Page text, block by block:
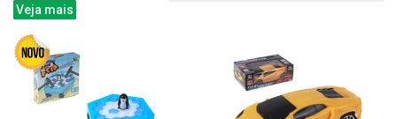
Veja mais